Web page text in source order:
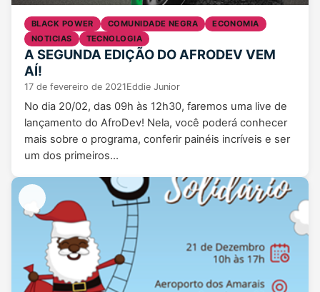
BLACK POWER COMUNIDADE NEGRA
ECONOMIA
NOTICIAS
TECNOLOGIA
A SEGUNDA EDIÇÃO DO AFRODEV VEM
AÍ!
17 de fevereiro de 2021Eddie Junior
No dia 20/02, das 09h às 12h30, faremos uma live de
lançamento do AfroDev! Nela, você poderá conhecer
mais sobre o programa, conferir painéis incríveis e ser
um dos primeiros…